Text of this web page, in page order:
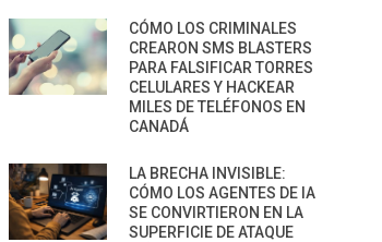
CÓMO LOS CRIMINALES
CREARON SMS BLASTERS
PARA FALSIFICAR TORRES
CELULARES Y HACKEAR
MILES DE TELÉFONOS EN
CANADÁ
LA BRECHA INVISIBLE:
CÓMO LOS AGENTES DE IA
SE CONVIRTIERON EN LA
SUPERFICIE DE ATAQUE